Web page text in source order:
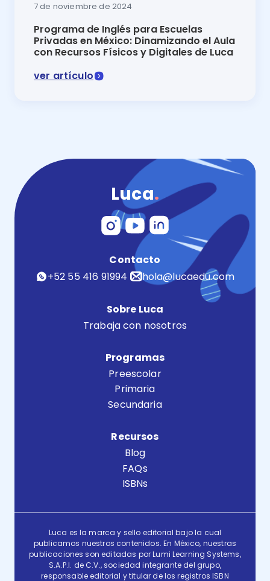
7 de noviembre de 2024
Programa de Inglés para Escuelas
Privadas en México: Dinamizando el Aula
con Recursos Físicos y Digitales de Luca
ver artículo
Luca.
Contacto
+52 55 416 91994
hola@lucaedu.com
Sobre Luca
Trabaja con nosotros
Programas
Preescolar
Primaria
Secundaria
Recursos
Blog
FAQs
ISBNs
Luca es la marca y sello editorial bajo la cual
publicamos nuestros contenidos. En México, nuestras
publicaciones son editadas por Lumi Learning Systems,
S.A.P.I. de C.V., sociedad integrante del grupo,
responsable editorial y titular de los registros ISBN